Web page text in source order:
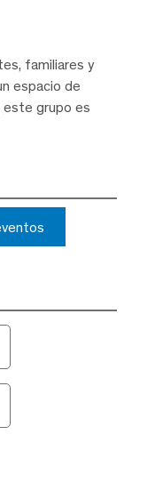
familiares y
espacio de
este grupo es